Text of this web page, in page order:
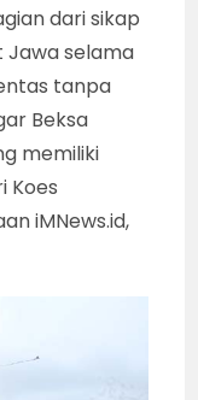
dari sikap
selama
tanpa
Beksa
memiliki
Koes
iMNews.id,